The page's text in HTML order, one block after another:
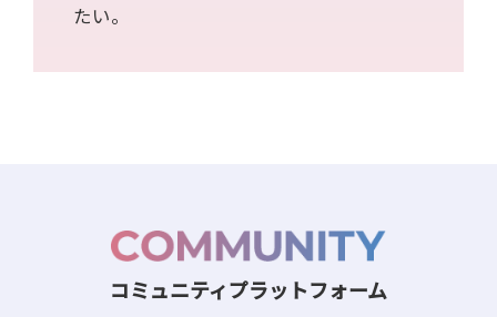
たい。
コミュニティプラットフォーム